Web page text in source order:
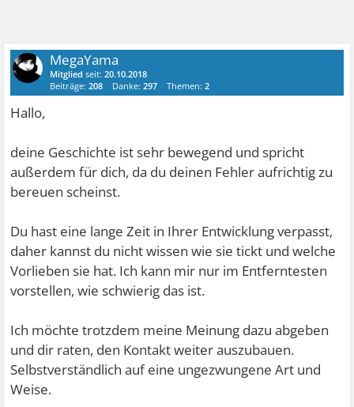
MegaYama
Mitglied seit:20.10.2018
Beiträge:208 Danke:297 Themen:2
Hallo,
deine Geschichte ist sehr bewegend und spricht
außerdem für dich, da du deinen Fehler aufrichtig zu
bereuen scheinst.
Du hast eine lange Zeit in Ihrer Entwicklung verpasst,
daher kannst du nicht wissen wie sie tickt und welche
Vorlieben sie hat. Ich kann mir nur im Entferntesten
vorstellen, wie schwierig das ist.
Ich möchte trotzdem meine Meinung dazu abgeben
und dir raten, den Kontakt weiter auszubauen.
Selbstverständlich auf eine ungezwungene Art und
Weise.